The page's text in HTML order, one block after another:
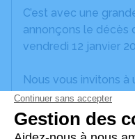
C’est avec une
annonçons le décès
vendredi 12 janvier
Nous vous invitons
laisser vos
souvenirs, une
à travers des